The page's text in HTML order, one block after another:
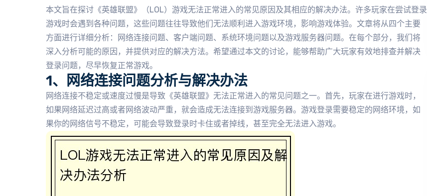
本文旨在探讨《英雄联盟》（LOL）游戏无法正常进入的常见原因及其相应的解决办法。许多玩家在尝试登录
游戏时会遇到各种问题，这些问题往往导致他们无法顺利进入游戏环境，影响游戏体验。文章将从四个主要
方面进行详细分析：网络连接问题、客户端问题、系统环境问题以及游戏服务器问题。在每个部分，我们将
深入分析可能的原因，并提供对应的解决方法。希望通过本文的讨论，能够帮助广大玩家有效地排查并解决
登录问题，尽早恢复正常游戏。
1、网络连接问题分析与解决办法
网络连接不稳定或速度过慢是导致《英雄联盟》无法正常进入的常见问题之一。首先，玩家在进行游戏时，
如果网络延迟过高或者网络波动严重，就会造成无法连接到游戏服务器。游戏登录需要稳定的网络环境，如
果你的网络信号不稳定，可能会导致登录时卡住或者掉线，甚至完全无法进入游戏。